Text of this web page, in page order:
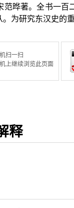
范晔著。全书一
为研究东汉史的
扫一扫
上继续浏览此页面
释